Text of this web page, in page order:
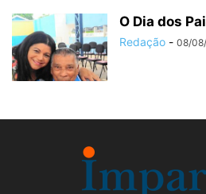
O Dia dos
Redação - 08/